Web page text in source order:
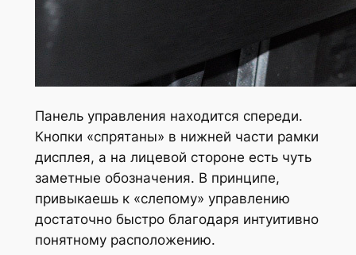
Панель управления находится спереди.
Кнопки «спрятаны» в нижней части рамки
дисплея, а на лицевой стороне есть чуть
заметные обозначения. В принципе,
привыкаешь к «слепому» управлению
достаточно быстро благодаря интуитивно
понятному расположению.